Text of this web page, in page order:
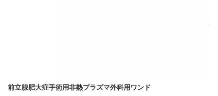
前立腺肥大症手術用非熱プラズマ外科用ワンド